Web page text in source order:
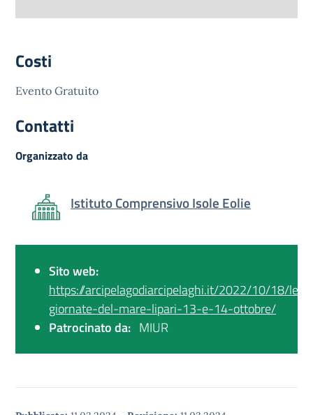
Costi
Evento Gratuito
Contatti
Organizzato da
Istituto Comprensivo Isole Eolie
Sito web:
https://arcipelagodiarcipelaghi.it/2022/10/18/le-
giornate-del-mare-lipari-13-e-14-ottobre/
Patrocinato da: MIUR